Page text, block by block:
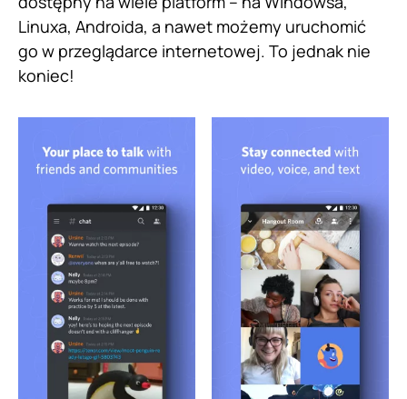
Linuxa, Androida, a nawet możemy uruchomić
go w przeglądarce internetowej. To jednak nie
koniec!